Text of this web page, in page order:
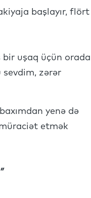
başlayır, flört
bir uşaq üçün orada
zərər
yenə də
etmək